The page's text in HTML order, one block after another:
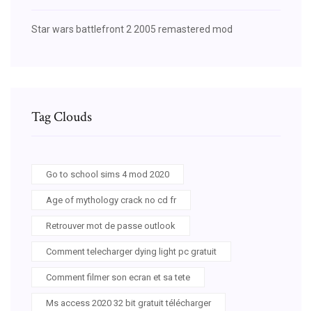
Star wars battlefront 2 2005 remastered mod
Tag Clouds
Go to school sims 4 mod 2020
Age of mythology crack no cd fr
Retrouver mot de passe outlook
Comment telecharger dying light pc gratuit
Comment filmer son ecran et sa tete
Ms access 2020 32 bit gratuit télécharger